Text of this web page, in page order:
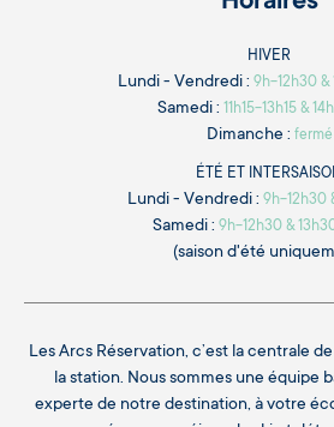
HIVER
Lundi - Vendredi : 9h-12h30 &
Samedi : 11h15-13h15 &
Dimanche : fermé
ÉTÉ ET
Lundi - Vendredi : 9h-12h30
Samedi : 9h-12h30 &
(saison d'été
Les Arcs Réservation, c’est la centrale
la station. Nous sommes une équipe
experte de notre destination, à votre